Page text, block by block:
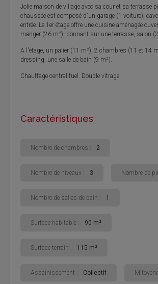
Jolie maison de village avec sa cour et sa terrasse
chaussée est composé d'un garage (1 voiture),
entrée. Le 1er étage offre une cuisine aménagée
manger (26 m²), donnant sur une terrasse, salon
A l'étage, un palier (11 m²), 2 chambres (11 et 14
dressing, une salle de bain (9 m²).
Chauffage central fuel. Double vitrage.
Caractéristiques
Nombre de chambres : 2
Nombre de niveaux : 3 Nombre de
Nombre de salles de bain : 1
Surface habitable : 90 m²
Surface terrain : 115 m²
Assainissement : Collectif